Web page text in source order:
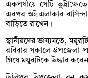
একপর্যায়ে সেটি
এরপর ওই এলাকার
বাড়িতে রাখেন।
স্থানীয়দের ভাষ্যমতে,
রবিবার সকালে উপজেলা
গিয়ে ময়ূরটিকে উদ্ধার